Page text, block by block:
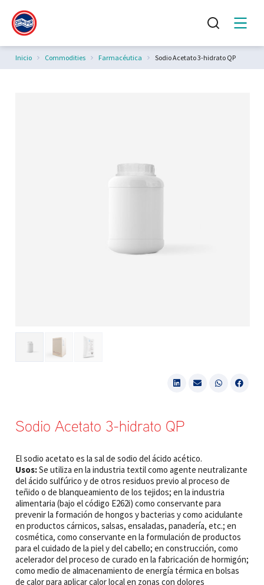
Estás aquí:
Inicio Commodities Farmacéutica Sodio Acetato 3-hidrato QP
Sodio Acetato 3-hidrato QP
El sodio acetato es la sal de sodio del ácido acético.
Usos:Se utiliza en la industria textil como agente neutralizante
del ácido sulfúrico y de otros residuos previo al proceso de
teñido o de blanqueamiento de los tejidos; en la industria
alimentaria (bajo el código E262i) como conservante para
prevenir la formación de hongos y bacterias y como acidulante
en productos cárnicos, salsas, ensaladas, panadería, etc.; en
cosmética, como conservante en la formulación de productos
para el cuidado de la piel y del cabello; en construcción, como
acelerador del proceso de curado en la fabricación de hormigón;
como medio de almacenamiento de energía térmica en bolsas
de calor para aplicar calor local en zonas con dolores